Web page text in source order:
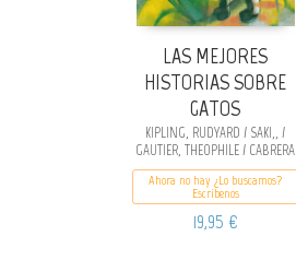
LAS MEJORES
HISTORIAS SOBRE
GATOS
KIPLING, RUDYARD / SAKI,, /
GAUTIER, THEOPHILE / CABRERA
INFANTE, GUILLERMO / ZOLA,
ÉMILE / TWAIN, MARK /
HIGHSMITH, PATRICIA / LEWIS,
CARROLL / COL
Ahora no hay ¿Lo buscamos?
Escribenos
19,95 €